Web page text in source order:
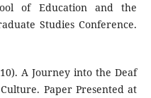
of Education and the
Studies Conference.
A Journey into the Deaf
Paper Presented at